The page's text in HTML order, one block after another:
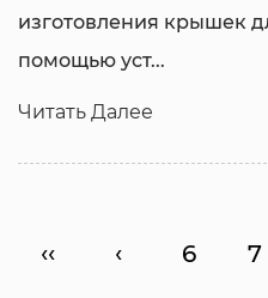
изготовления крышек
помощью уст...
Читать Далее
‹‹ ‹ 6 7